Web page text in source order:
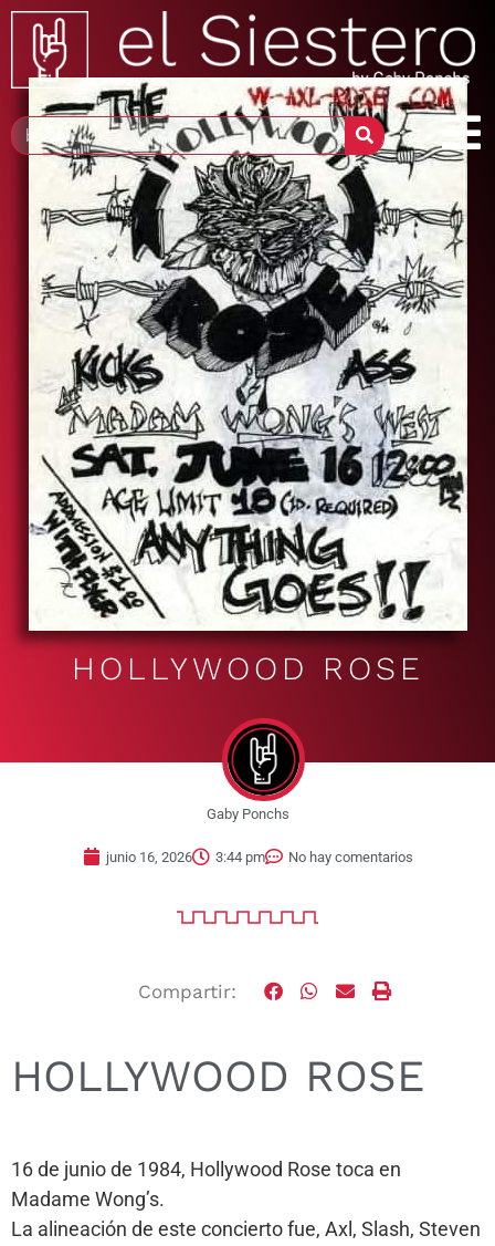
HOLLYWOOD ROSE
Gaby Ponchs
junio 16, 2026 3:44 pm No hay comentarios
Compartir:
HOLLYWOOD ROSE
16 de junio de 1984, Hollywood Rose toca en
Madame Wong’s.
La alineación de este concierto fue, Axl, Slash, Steven